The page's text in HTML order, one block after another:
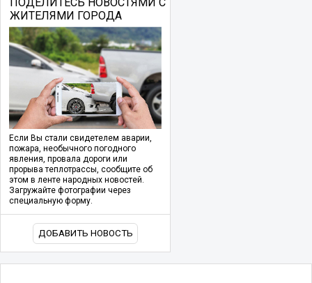
ЖИТЕЛЯМИ ГОРОДА
Если Вы стали свидетелем аварии,
пожара, необычного погодного
явления, провала дороги или
прорыва теплотрассы, сообщите об
этом в ленте народных новостей.
Загружайте фотографии через
специальную форму.
ДОБАВИТЬ НОВОСТЬ